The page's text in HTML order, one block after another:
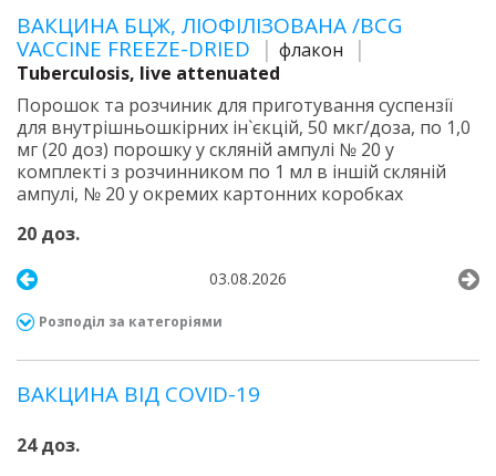
ВАКЦИНА БЦЖ, ЛІОФІЛІЗОВАНА /BCG
VACCINE FREEZE-DRIED
флакон
Tuberculosis, live attenuated
Порошок та розчиник для приготування суспензії
для внутрішньошкірних ін`єкцій, 50 мкг/доза, по 1,0
мг (20 доз) порошку у скляній ампулі № 20 у
комплекті з розчинником по 1 мл в іншій скляній
ампулі, № 20 у окремих картонних коробках
20 доз.
03.08.2026
Розподіл за категоріями
ВАКЦИНА ВІД COVID-19
24 доз.